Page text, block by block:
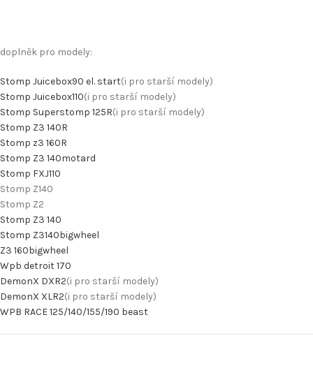
doplněk pro modely:
Stomp Juicebox90 el. start(i pro starší modely)
Stomp Juicebox110(i pro starší modely)
Stomp Superstomp 125R(i pro starší modely)
Stomp Z3 140R
Stomp z3 160R
Stomp Z3 140motard
Stomp FXJ110
Stomp Z140
Stomp Z2
Stomp Z3 140
Stomp Z3140bigwheel
Z3 160bigwheel
Wpb detroit 170
DemonX DXR2(i pro starší modely)
DemonX XLR2(i pro starší modely)
WPB RACE 125/140/155/190 beast